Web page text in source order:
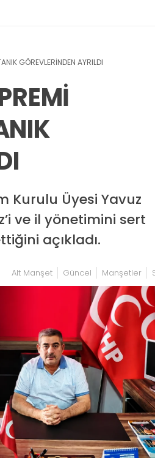
GÖREVLERİNDEN AYRILDI
Kurulu Üyesi Yavuz
ve il yönetimini sert
açıkladı.
Alt Manşet Güncel Manşetler